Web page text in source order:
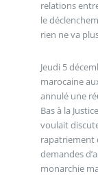
relations
le
rien ne va
Jeudi 5
marocaine
annulé une
Bas à la
voulait
rapatriement
demandes
monarchie